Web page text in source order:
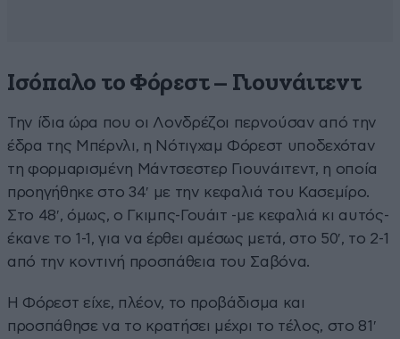
Ισόπαλο το Φόρεστ – Γιουνάιτεντ
Την ίδια ώρα που οι Λονδρέζοι περνούσαν από την
έδρα της Μπέρνλι, η Νότιγχαμ Φόρεστ υποδεχόταν
τη φορμαρισμένη Μάντσεστερ Γιουνάιτεντ, η οποία
προηγήθηκε στο 34′ με την κεφαλιά του Κασεμίρο.
Στο 48′, όμως, ο Γκιμπς-Γουάιτ -με κεφαλιά κι αυτός-
έκανε το 1-1, για να έρθει αμέσως μετά, στο 50′, το 2-1
από την κοντινή προσπάθεια του Σαβόνα.
Η Φόρεστ είχε, πλέον, το προβάδισμα και
προσπάθησε να το κρατήσει μέχρι το τέλος, στο 81′